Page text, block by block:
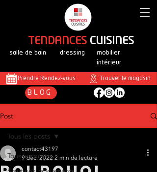
ENDANCES CUISINES
salle de bain dressing
mobilier
intérieur
Prendre Rendez-vous
BLOG
Trouver le magasin
Post
Tous les posts
Tous les posts
contact43197
9 déc. 2022 2 min de lecture